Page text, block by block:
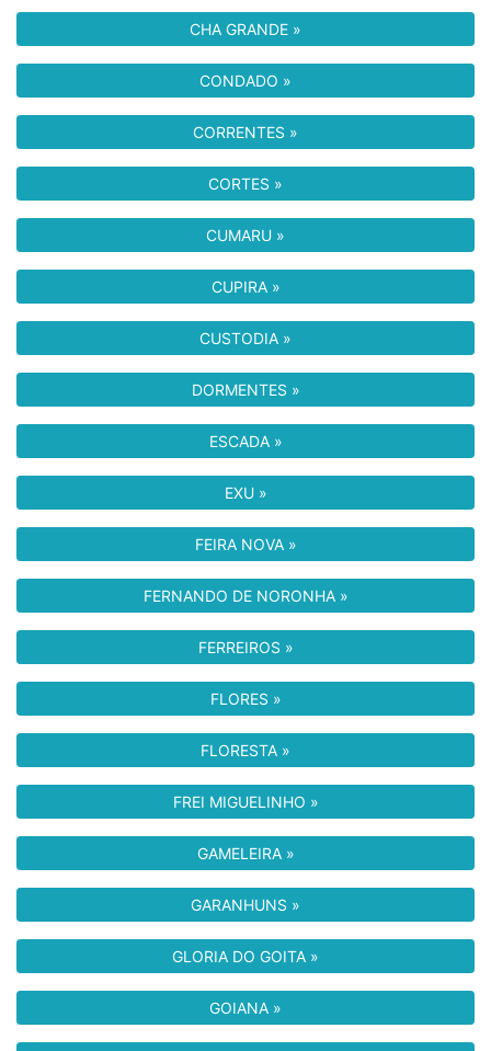
CHA GRANDE »
CONDADO »
CORRENTES »
CORTES »
CUMARU »
CUPIRA »
CUSTODIA »
DORMENTES »
ESCADA »
EXU »
FEIRA NOVA »
FERNANDO DE NORONHA »
FERREIROS »
FLORES »
FLORESTA »
FREI MIGUELINHO »
GAMELEIRA »
GARANHUNS »
GLORIA DO GOITA »
GOIANA »